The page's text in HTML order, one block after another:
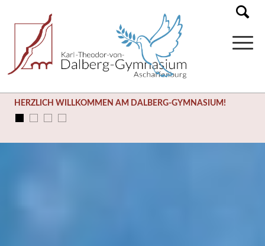
HERZLICH WILLKOMMEN AM DALBERG-GYMNASIUM!
SOMMERFERIEN (03.08. – 14.09.)